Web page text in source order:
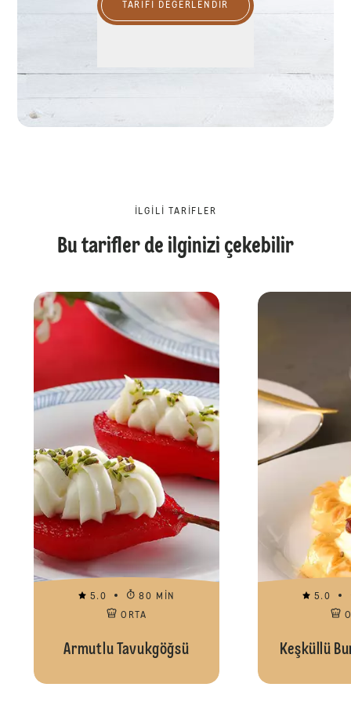
TARIFI DEĞERLENDİR
İLGILI TARIFLER
Bu tarifler de ilginizi çekebilir
5.0
80 MIN
ORTA
Armutlu Tavukgöğsü
5.0
Keşküllü